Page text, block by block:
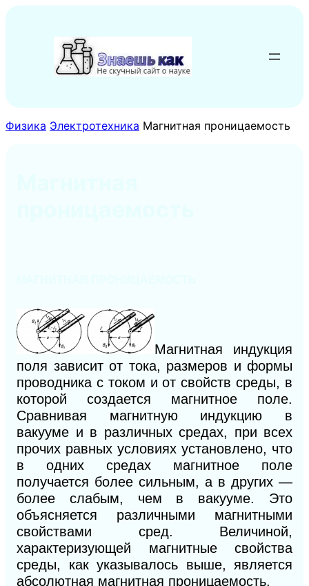
содержимому
Физика Электротехника Магнитная проницаемость
Магнитная индукция
поля зависит от тока, размеров и формы
проводника с током и от свойств среды, в
которой создается магнитное поле.
Сравнивая магнитную индукцию в
вакууме и в различных средах, при всех
прочих равных условиях установлено, что
в одних средах магнитное поле
получается более сильным, а в других —
более слабым, чем в вакууме. Это
объясняется различными магнитными
свойствами сред. Величиной,
характеризующей магнитные свойства
среды, как указывалось выше, является
абсолютная магнитная проницаемость.